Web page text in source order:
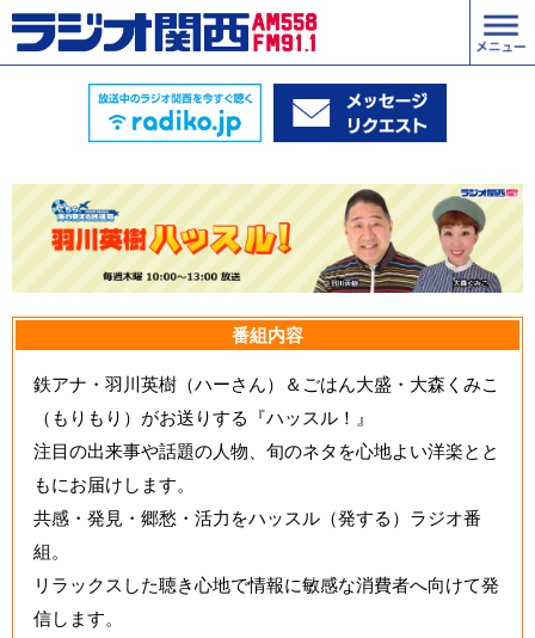
番組内容
鉄アナ・羽川英樹（ハーさん）＆ごはん大盛・大森くみこ
（もりもり）がお送りする『ハッスル！』
注目の出来事や話題の人物、旬のネタを心地よい洋楽とと
もにお届けします。
共感・発見・郷愁・活力をハッスル（発する）ラジオ番
組。
リラックスした聴き心地で情報に敏感な消費者へ向けて発
信します。